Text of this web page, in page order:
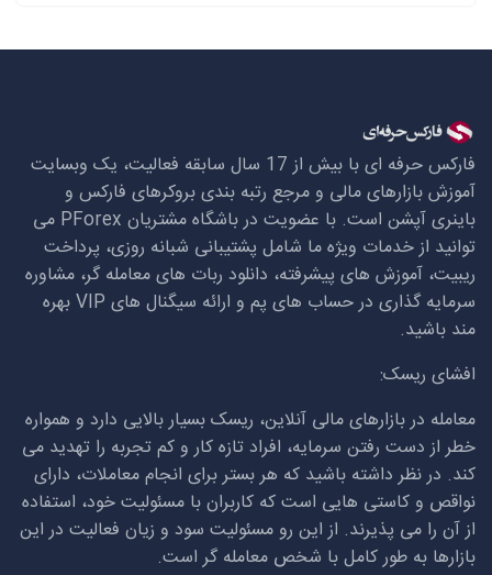
فارکس حرفه ای با بیش از 17 سال سابقه فعالیت، یک وبسایت
آموزش بازارهای مالی و مرجع رتبه بندی بروکرهای فارکس و
باینری آپشن است. با عضویت در باشگاه مشتریان PForex می
توانید از خدمات ویژه ما شامل پشتیبانی شبانه روزی، پرداخت
ریبیت، آموزش های پیشرفته، دانلود ربات های معامله گر، مشاوره
سرمایه گذاری در حساب های پم و ارائه سیگنال های VIPبهره
مند باشید.
افشای ریسک:
معامله در بازارهای مالی آنلاین، ریسک بسیار بالایی دارد و همواره
خطر از دست رفتن سرمایه، افراد تازه کار و کم تجربه را تهدید می
کند. در نظر داشته باشید که هر بستر برای انجام معاملات، دارای
نواقص و کاستی هایی است که کاربران با مسئولیت خود، استفاده
از آن را می پذیرند. از این رو مسئولیت سود و زیان فعالیت در این
بازارها به طور کامل با شخص معامله گر است.